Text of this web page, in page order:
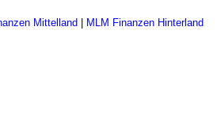
Mittelland MLM Finanzen Hinterland